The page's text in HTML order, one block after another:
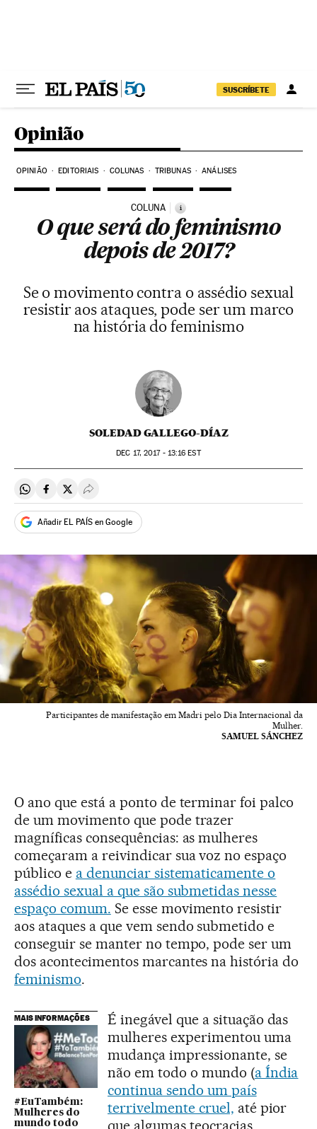
SUSCRÍBETE
Opinião
OPINIÃO EDITORIAIS COLUNAS TRIBUNAS ANÁLISES
COLUNA i
O que será do feminismo
depois de 2017?
Se o movimento contra o assédio sexual
resistir aos ataques, pode ser um marco
na história do feminismo
SOLEDAD GALLEGO-DÍAZ
DEC 17, 2017 - 13:16 EST
Compartir en Whatsapp
Compartir en Facebook
Compartir en Twitter
Desplegar Redes Sociales
Añadir EL PAÍS en Google
Participantes de manifestação em Madri pelo Dia Internacional da
Mulher.
SAMUEL SÁNCHEZ
O ano que está a ponto de terminar foi palco
de um movimento que pode trazer
magníficas consequências: as mulheres
começaram a reivindicar sua voz no espaço
público e a denunciar sistematicamente o
assédio sexual a que são submetidas nesse
espaço comum. Se esse movimento resistir
aos ataques a que vem sendo submetido e
conseguir se manter no tempo, pode ser um
dos acontecimentos marcantes na história do
feminismo.
MAIS INFORMAÇÕES
#EuTambém:
Mulheres do
mundo todo
É inegável que a situação das
mulheres experimentou uma
mudança impressionante, se
não em todo o mundo (a Índia
continua sendo um país
terrivelmente cruel, até pior
que algumas teocracias